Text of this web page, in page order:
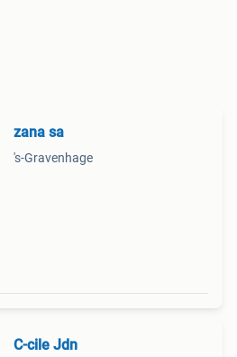
zana sa
's-Gravenhage
C-cile Jdn